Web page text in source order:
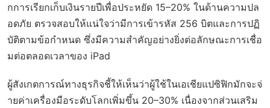
กการเรียกเก็บเงินรายปีเพื่อประหยัด 15–20% ในด้านความปล
อดภัย ตรวจสอบให้แน่ใจว่ามีการเข้ารหัส 256 บิตและการปฏิ
บัติตามข้อกำหนด ซึ่งมีความสำคัญอย่างยิ่งต่อลักษณะการเชื่อ
มต่อตลอดเวลาของ iPad
ผู้สังเกตการณ์ทางธุรกิจชี้ให้เห็นว่าผู้ใช้ในเอเชียแปซิฟิกมักจะจ่
ายค่าเครื่องมือระดับโลกเพิ่มขึ้น 20–30% เนื่องจากส่วนเสริม